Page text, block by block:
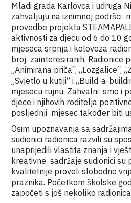
Mladi grada Karlovca i udruga
zahvaljuju na iznimnoj podršci
provedbe projekta
aktivnosti za djecu od 6 do 10
mjeseca srpnja i kolovoza
broj zainteresiranih. Radionice
„Animirana priča“, „Lozgalice“,
„Svjetlo u kutiji“ i „Build-a-
mjesecu rujnu. Zahvalni smo i
djece i njihovih roditelja
posljednji mjesec također biti
Osim upoznavanja sa
sudionici radionica razvili su
unaprijedili vlastita znanja i
kreativne sadržaje sudionici su
kvalitetnije proveli slobodno
praznika. Početkom školske
započeti s još nekoliko